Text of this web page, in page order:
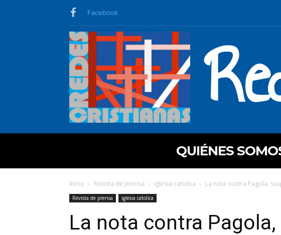
Facebook
QUIÉNES
Inicio Revista de prensa iglesia catolica La nota contra Pagola,
Revista de prensa iglesia catolica
La nota contra